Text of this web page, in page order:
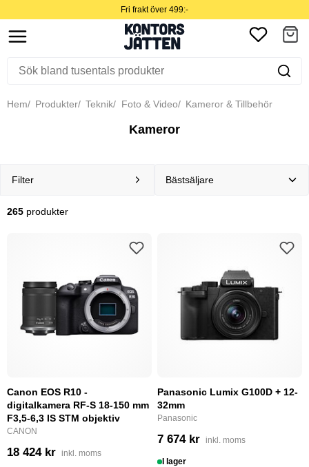
Fri frakt över 499:-
Hem Produkter Teknik Foto & Video Kameror & Tillbehör
Kameror
Filter
265 produkter
Canon EOS R10 -
digitalkamera RF-S 18-150 mm
F3,5-6,3 IS STM objektiv
CANON
18 424 kr inkl. moms
Panasonic Lumix G100D + 12-
32mm
Panasonic
7 674 kr inkl. moms
I lager